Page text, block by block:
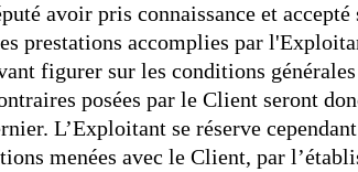
avoir pris connaissance et
prestations accomplies par
figurer sur les conditions
posées par le Client seront
L’Exploitant se réserve
menées avec le Client, par